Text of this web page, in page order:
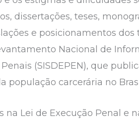
dissertações, teses,
e posicionamentos
Nacional de
(SISDEPEN), que
população carcerária no
Lei de Execução Penal e